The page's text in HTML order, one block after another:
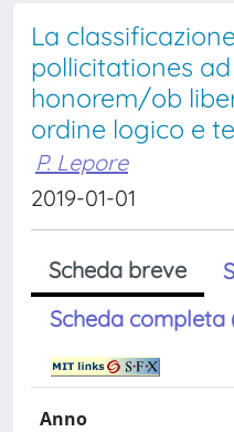
La
pollicitationes
honorem/ob
ordine logico e
P. Lepore
2019-01-01
Scheda breve
Scheda completa
Anno